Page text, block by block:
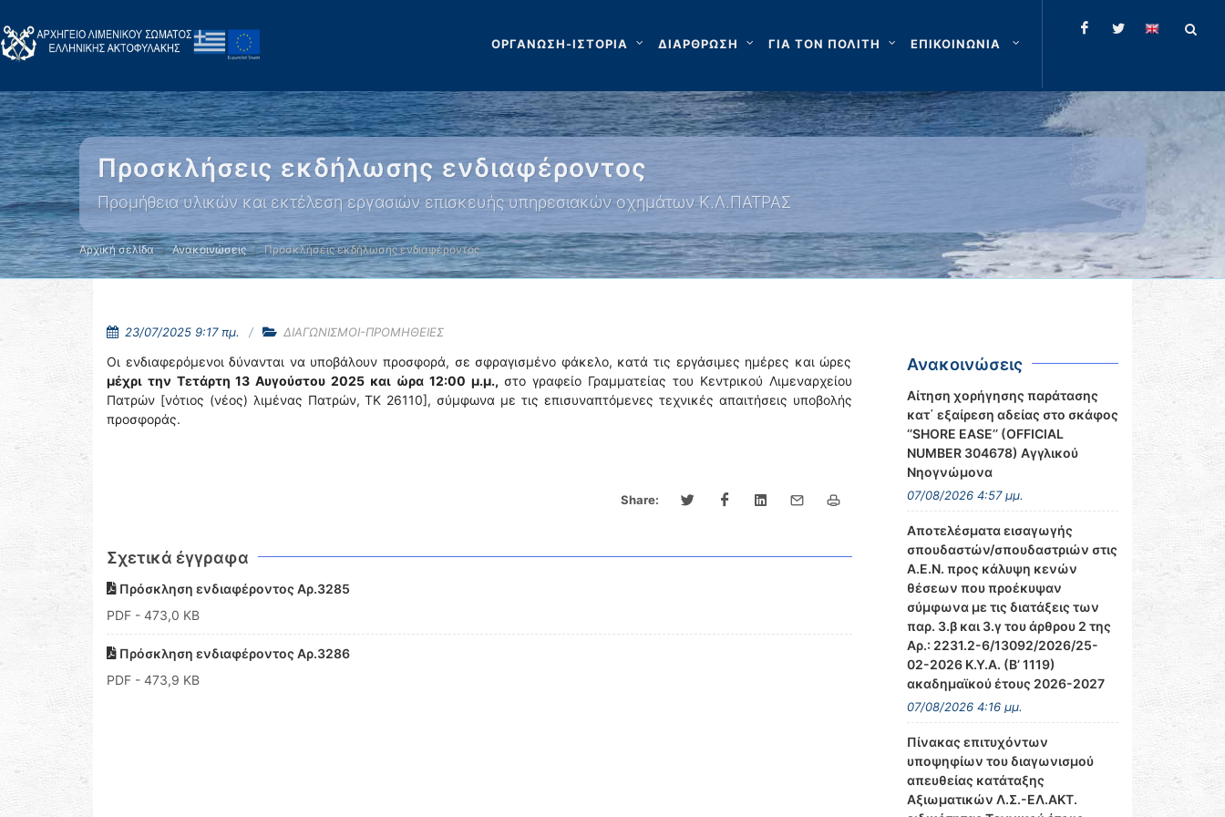
ΟΡΓΑΝΩΣΗ-ΙΣΤΟΡΙΑ ΔΙΑΡΘΡΩΣΗ ΓΙΑ ΤΟΝ ΠΟΛΙΤΗ ΕΠΙΚΟΙΝΩΝΙΑ
Προσκλήσεις εκδήλωσης ενδιαφέροντος
Προμήθεια υλικών και εκτέλεση εργασιών επισκευής υπηρεσιακών οχημάτων Κ.Λ.ΠΑΤΡΑΣ
Αρχική σελίδα Ανακοινώσεις Προσκλήσεις εκδήλωσης ενδιαφέροντος
23/07/2025 9:17 πμ. ΔΙΑΓΩΝΙΣΜΟΙ-ΠΡΟΜΗΘΕΙΕΣ
Οι ενδιαφερόμενοι δύνανται να υποβάλουν προσφορά, σε σφραγισμένο φάκελο, κατά τις εργάσιμες ημέρες και ώρες
μέχρι την Τετάρτη 13 Αυγούστου 2025 και ώρα 12:00 μ.μ., στο γραφείο Γραμματείας του Κεντρικού Λιμεναρχείου
Πατρών [νότιος (νέος) λιμένας Πατρών, ΤΚ 26110], σύμφωνα με τις επισυναπτόμενες τεχνικές απαιτήσεις υποβολής
προσφοράς.
Share:
Σχετικά έγγραφα
Πρόσκληση ενδιαφέροντος Αρ.3285
PDF - 473,0 KB
Πρόσκληση ενδιαφέροντος Αρ.3286
PDF - 473,9 KB
Ανακοινώσεις
Αίτηση χορήγησης παράτασης
κατ΄ εξαίρεση αδείας στο σκάφος
‘’SHORE EASE’’ (OFFICIAL
NUMBER 304678) Αγγλικού
Νηογνώμονα
07/08/2026 4:57 μμ.
Αποτελέσματα εισαγωγής
σπουδαστών/σπουδαστριών στις
Α.Ε.Ν. προς κάλυψη κενών
θέσεων που προέκυψαν
σύμφωνα με τις διατάξεις των
παρ. 3.β και 3.γ του άρθρου 2 της
Αρ.: 2231.2-6/13092/2026/25-
02-2026 Κ.Υ.Α. (Β’ 1119)
ακαδημαϊκού έτους 2026-2027
07/08/2026 4:16 μμ.
Πίνακας επιτυχόντων
υποψηφίων του διαγωνισμού
απευθείας κατάταξης
Αξιωματικών Λ.Σ.-ΕΛ.ΑΚΤ.